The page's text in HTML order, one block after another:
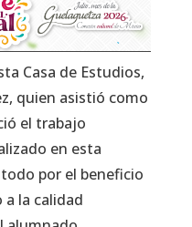
Casa de Estudios,
quien asistió como
el trabajo
en esta
por el beneficio
la calidad